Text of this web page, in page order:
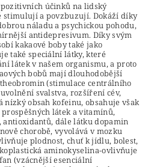
účinků na lidský
stimulují a povzbuzují. Dokáží díky
náladu a psychickou pohodu,
antidepresivum. Díky svým
kakaové boby také jako
také speciální látky, které
látek v našem organismu, a proto
bobů mají dlouhodobější
(stimulace centrálního
svalstva, rozšíření cév,
nízký obsah kofeinu, obsahuje však
látek a vitamínů,
dále látku dopamin
chorobě, vyvolává v mozku
plodnost, chuť k jídlu, bolest,
aminokyselina-ovlivňuje
(vzácnější esenciální